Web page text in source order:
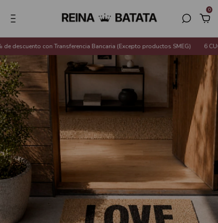
0
descuento con Transferencia Bancaria (Excepto productos SMEG) 6